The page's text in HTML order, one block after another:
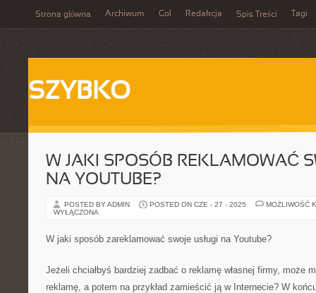
Strona główna Archiwum Gol Redakcja Spis Treści Tagi
SZYBKO
W JAKI SPOSÓB REKLAMOWAĆ
NA YOUTUBE?
POSTED BY ADMIN POSTED ON CZE - 27 - 2025
MOŻLIWOŚĆ
WYŁĄCZONA
W jaki sposób zareklamować swoje usługi na Youtube?
Jeżeli chciałbyś bardziej zadbać o reklamę własnej firmy, może
reklamę, a potem na przykład zamieścić ją w Internecie? W